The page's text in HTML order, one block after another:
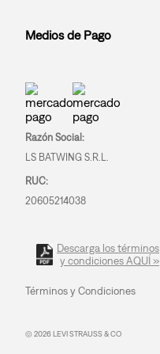
Medios de Pago
Razón Social:
LS BATWING S.R.L.
RUC:
20605214038
Descarga los términos
y condiciones AQUÍ »
Términos y Condiciones
© 2026 LEVI STRAUSS & CO